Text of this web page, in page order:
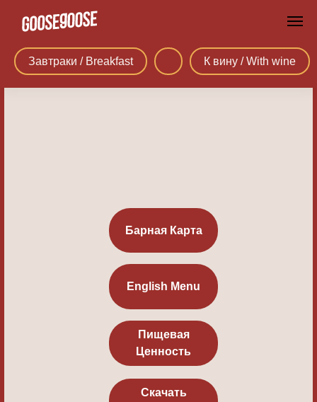
Завтраки / Breakfast К вину / With wine
Пищевая
Ценность
Скачать
Барная Карта
English Menu